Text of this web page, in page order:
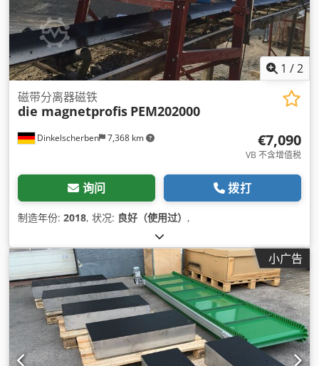
1 /2
Dinkelscherben 7,368 km
磁带分离器磁铁
die magnetprofis PEM202000
€7,090
VB 不含增值税
询问 拨打
制造年份: 2018, 状况: 良好（使用过） ,
小广告